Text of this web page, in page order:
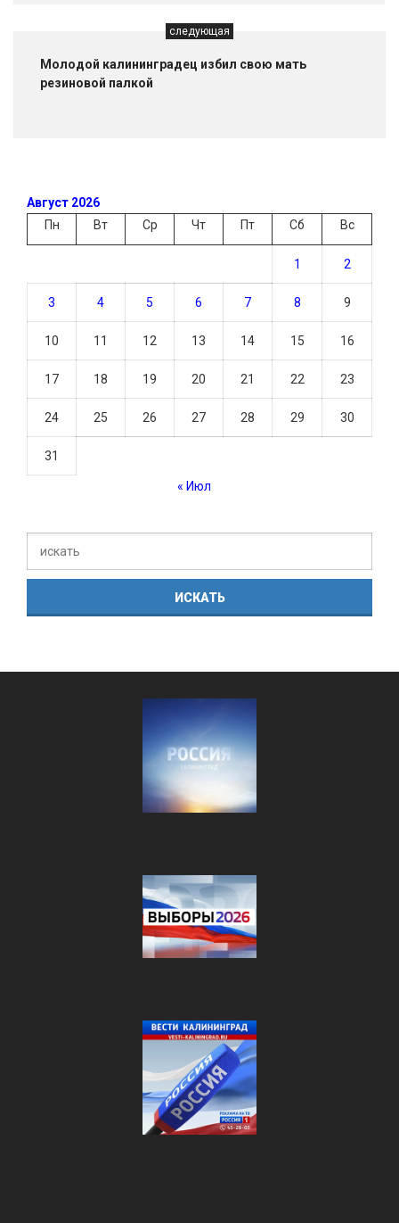
следующая
Молодой калининградец избил свою мать
резиновой палкой
Август 2026
Пн
Вт Ср Чт Пт Сб Вс
1 2
3 4 5 6 7 8 9
10 11 12 13 14 15 16
17 18 19 20 21 22 23
24 25 26 27 28 29 30
31
« Июл